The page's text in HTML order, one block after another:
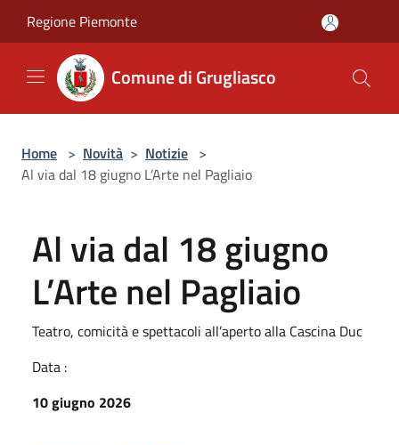
Regione Piemonte
Comune di Grugliasco
Home > Novità > Notizie >
Al via dal 18 giugno L’Arte nel Pagliaio
Al via dal 18 giugno
L’Arte nel Pagliaio
Teatro, comicità e spettacoli all’aperto alla Cascina Duc
Data :
10 giugno 2026